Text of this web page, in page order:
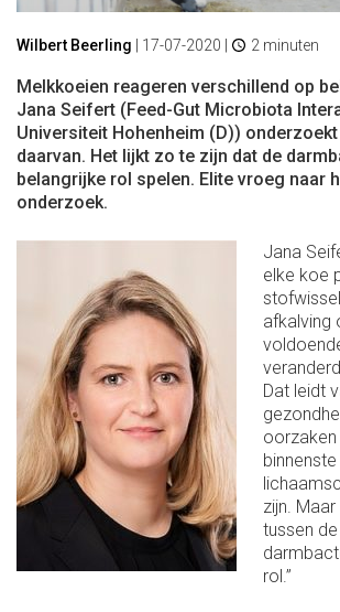
Wilbert Beerling 17-07-2020 2 minuten
Melkkoeien reageren verschillend op
Jana Seifert (Feed-Gut Microbiota
Universiteit Hohenheim (D))
daarvan. Het lijkt zo te zijn dat de
belangrijke rol spelen. Elite vroeg naar
onderzoek.
Jana
elke koe
afkalving
Dat leidt
oorzaken
zijn.
tussen
rol.”